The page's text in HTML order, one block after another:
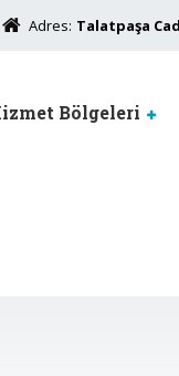
Adres: Talatpaşa
Bölgeleri